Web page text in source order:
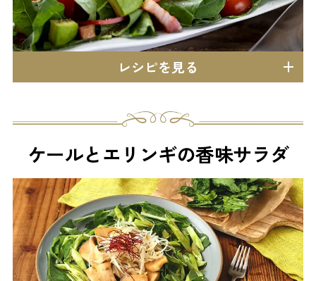
レシピを見る
ケールとエリンギの香味サラダ